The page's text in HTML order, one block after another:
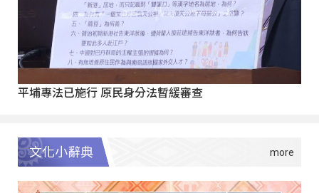
平埔專法已施行 原民身分法暫緩審查
文化小辭典